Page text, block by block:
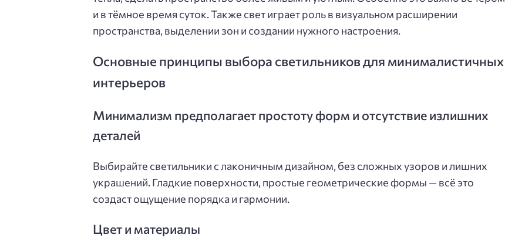
и в тёмное время суток. Также свет играет роль в визуальном расширении
пространства, выделении зон и создании нужного настроения.
Основные принципы выбора светильников для минималистичных
интерьеров
Минимализм предполагает простоту форм и отсутствие излишних
деталей
Выбирайте светильники с лаконичным дизайном, без сложных узоров и лишних
украшений. Гладкие поверхности, простые геометрические формы — всё это
создаст ощущение порядка и гармонии.
Цвет и материалы